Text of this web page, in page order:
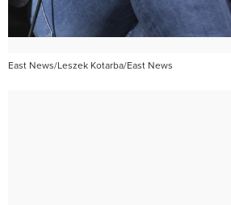
East News/Leszek Kotarba/East News